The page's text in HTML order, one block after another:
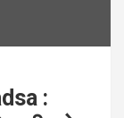
: